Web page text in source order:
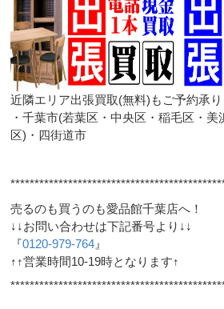
近隣エリア出張買取(無料)もご予約承り
・千葉市(若葉区・中央区・稲毛区・
区)・四街道市
売るのも買うのも愛品館千葉店へ！
↓↓お問い合わせは下記番号より↓↓
『0120-979-764 』
↑↑営業時間10-19時となります↑